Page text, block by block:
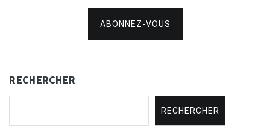
ABONNEZ-VOUS
RECHERCHER
RECHERCHER